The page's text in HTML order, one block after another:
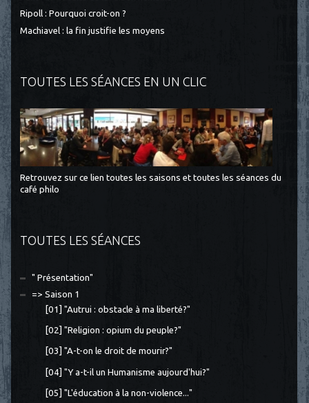
Ripoll : Pourquoi croit-on ?
Machiavel : la fin justifie les moyens
TOUTES LES SÉANCES EN UN CLIC
Retrouvez sur ce lien toutes les saisons et toutes les séances du
café philo
TOUTES LES SÉANCES
" Présentation"
=> Saison 1
[01] "Autrui : obstacle à ma liberté?"
[02] "Religion : opium du peuple?"
[03] "A-t-on le droit de mourir?"
[04] "Y a-t-il un Humanisme aujourd'hui?"
[05] "L'éducation à la non-violence..."